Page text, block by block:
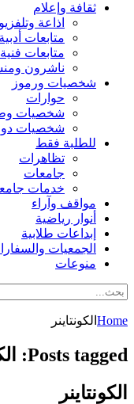
ثقافة وإعلام
اذاعة
متابعات أدبية
متابعات فنية
ناشرون
شخصيات ورموز
حوارات
شخصيات
شخصيات
للطلبة فقط
تظاهرات
جامعات
خدمات
مواقف وآراء
أنوار رياضية
إبداعات طلابية
الجمعيات
منوعات
Home الكونتاينر
Posts tagged: الكونتاينر
الكونتاينر